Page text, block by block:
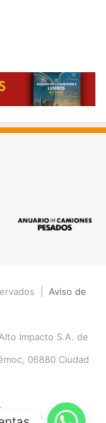
| Aviso de
Impacto S.A. de
06880 Ciudad